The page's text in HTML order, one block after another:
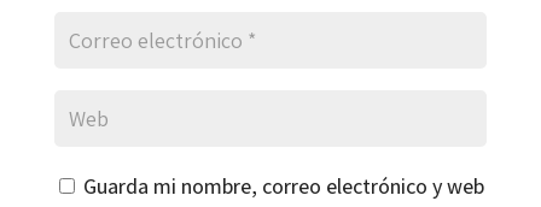
Guarda mi nombre, correo electrónico y web